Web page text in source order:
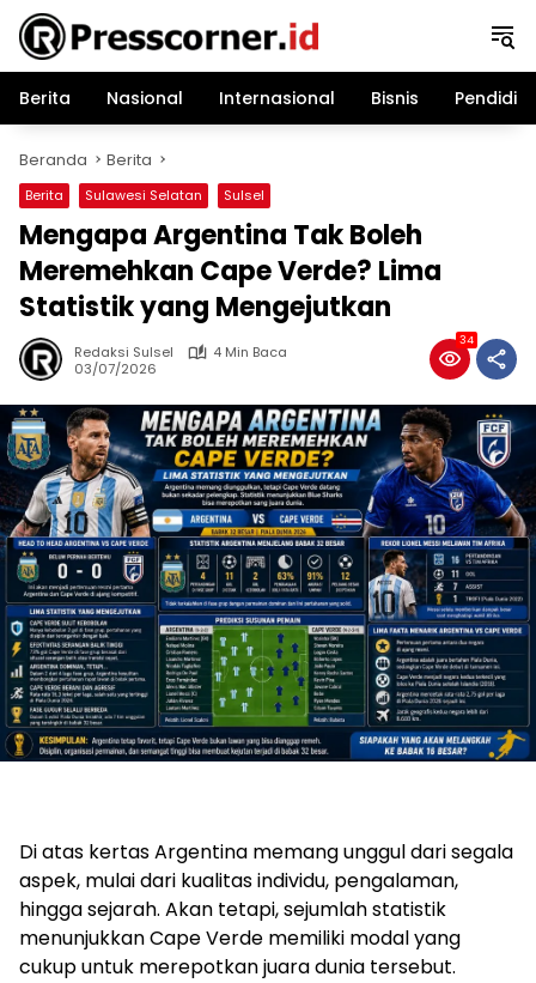
Langsung
konten
Berita
Nasional Internasional Bisnis
Beranda Berita
Berita Sulawesi Selatan Sulsel
Mengapa Argentina Tak Boleh
Meremehkan Cape Verde? Lima
Statistik yang Mengejutkan
Redaksi Sulsel
4 Min Baca
03/07/2026
34
Di atas kertas Argentina memang unggul dari segala
aspek, mulai dari kualitas individu, pengalaman,
hingga sejarah. Akan tetapi, sejumlah statistik
menunjukkan Cape Verde memiliki modal yang
cukup untuk merepotkan juara dunia tersebut.